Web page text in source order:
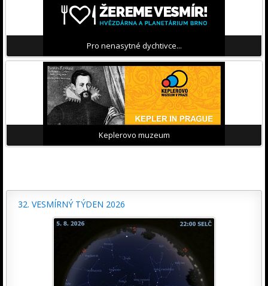
Pro nenasytné dychtivce...
Keplerovo muzeum
32. VESMÍRNÝ TÝDEN 2026